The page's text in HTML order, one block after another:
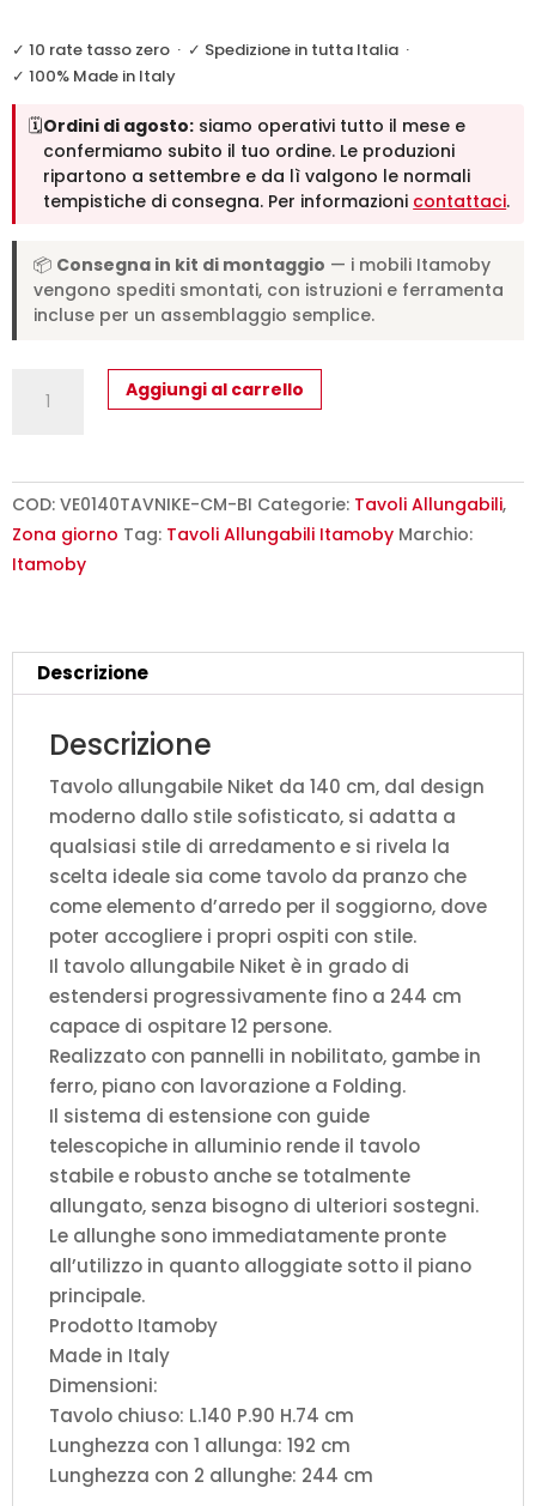
✓ 10 rate tasso zero · ✓ Spedizione in tutta Italia ·
✓ 100% Made in Italy
🗓️Ordini di agosto: siamo operativi tutto il mese e
confermiamo subito il tuo ordine. Le produzioni
ripartono a settembre e da lì valgono le normali
tempistiche di consegna. Per informazioni contattaci.
📦 Consegna in kit di montaggio — i mobili Itamoby
vengono spediti smontati, con istruzioni e ferramenta
incluse per un assemblaggio semplice.
allungabile
Niket
cemento
gambe
Aggiungi al carrello
COD: VE0140TAVNIKE-CM-BI Categorie: Tavoli Allungabili,
Zona giorno Tag: Tavoli Allungabili Itamoby Marchio:
Itamoby
Descrizione
Descrizione
Tavolo allungabile Niket da 140 cm, dal design
moderno dallo stile sofisticato, si adatta a
qualsiasi stile di arredamento e si rivela la
scelta ideale sia come tavolo da pranzo che
come elemento d’arredo per il soggiorno, dove
poter accogliere i propri ospiti con stile.
Il tavolo allungabile Niket è in grado di
estendersi progressivamente fino a 244 cm
capace di ospitare 12 persone.
Realizzato con pannelli in nobilitato, gambe in
ferro, piano con lavorazione a Folding.
Il sistema di estensione con guide
telescopiche in alluminio rende il tavolo
stabile e robusto anche se totalmente
allungato, senza bisogno di ulteriori sostegni.
Le allunghe sono immediatamente pronte
all’utilizzo in quanto alloggiate sotto il piano
principale.
Prodotto Itamoby
Made in Italy
Dimensioni:
Tavolo chiuso: L.140 P.90 H.74 cm
Lunghezza con 1 allunga: 192 cm
Lunghezza con 2 allunghe: 244 cm